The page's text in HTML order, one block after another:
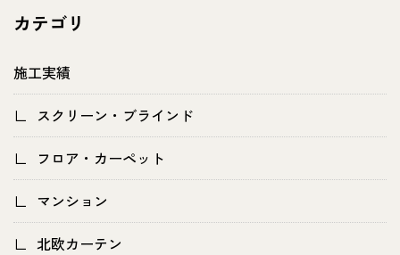
カテゴリ
施工実績
スクリーン・ブラインド
フロア・カーペット
マンション
北欧カーテン